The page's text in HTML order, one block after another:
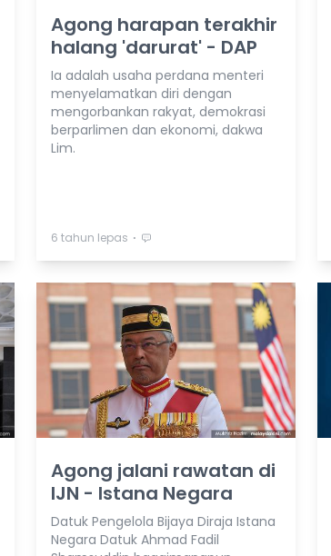
Agong harapan terakhir
halang 'darurat' - DAP
Ia adalah usaha perdana menteri
menyelamatkan diri dengan
mengorbankan rakyat, demokrasi
berparlimen dan ekonomi, dakwa
Lim.
6 tahun lepas ⋅
Agong jalani rawatan di
IJN - Istana Negara
Datuk Pengelola Bijaya Diraja Istana
Negara Datuk Ahmad Fadil